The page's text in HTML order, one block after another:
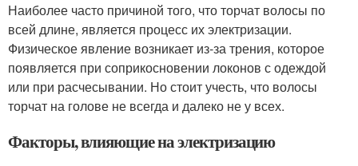
Наиболее часто причиной того, что торчат волосы по
всей длине, является процесс их электризации.
Физическое явление возникает из-за трения, которое
появляется при соприкосновении локонов с одеждой
или при расчесывании. Но стоит учесть, что волосы
торчат на голове не всегда и далеко не у всех.
Факторы, влияющие на электризацию